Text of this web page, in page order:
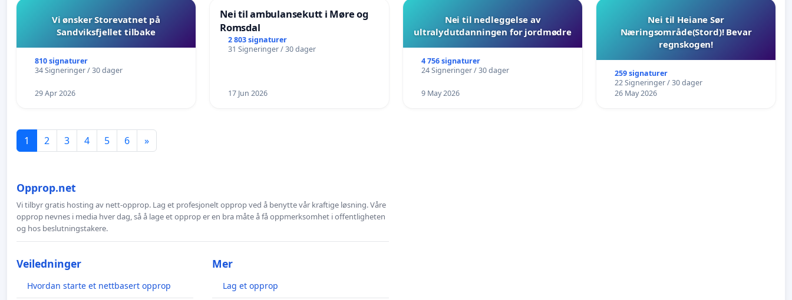
Vi ønsker Storevatnet på
Sandviksfjellet tilbake
810 signaturer
34 Signeringer / 30 dager
29 Apr 2026
Nei til ambulansekutt i Møre og
Romsdal
2 803 signaturer
31 Signeringer / 30 dager
17 Jun 2026
Nei til nedleggelse av
ultralydutdanningen for jordmødre
4 756 signaturer
24 Signeringer / 30 dager
9 May 2026
Nei til Heiane Sør
Næringsområde(Stord)! Bevar
regnskogen!
259 signaturer
22 Signeringer / 30 dager
26 May 2026
1 2 3 4 5 6 »
Opprop.net
Vi tilbyr gratis hosting av nett-opprop. Lag et profesjonelt opprop ved å benytte vår kraftige løsning. Våre
opprop nevnes i media hver dag, så å lage et opprop er en bra måte å få oppmerksomhet i offentligheten
og hos beslutningstakere.
Veiledninger
Hvordan starte et nettbasert opprop
Mer
Lag et opprop